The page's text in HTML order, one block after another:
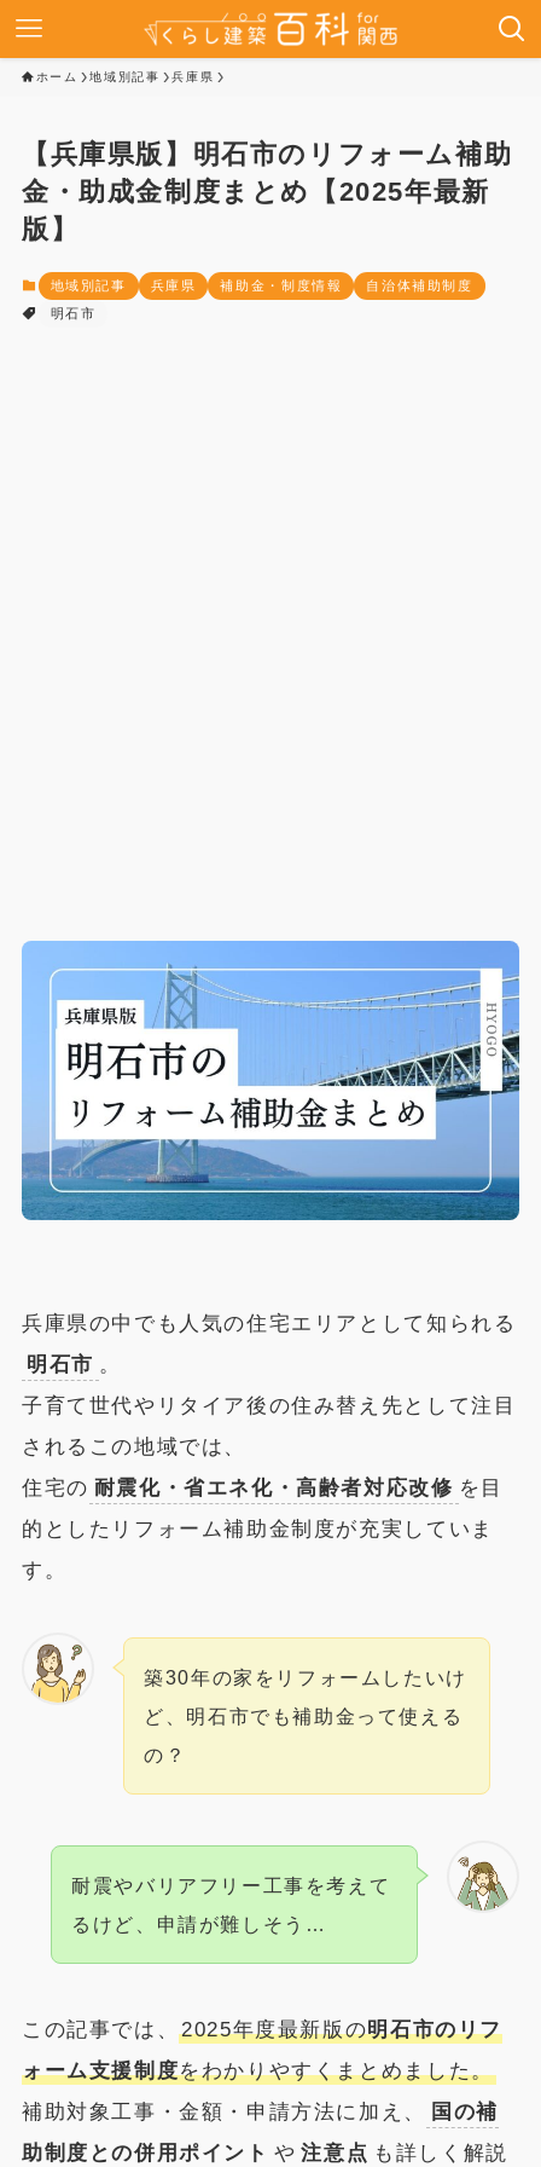
ホーム 地域別記事 兵庫県
【兵庫県版】明石市のリフォーム補助
金・助成金制度まとめ【2025年最新
版】
地域別記事 兵庫県 補助金・制度情報
自治体補助制度
明石市
兵庫県の中でも人気の住宅エリアとして知られる
明石市 。
子育て世代やリタイア後の住み替え先として注目
されるこの地域では、
住宅の 耐震化・省エネ化・高齢者対応改修 を目
的としたリフォーム補助金制度が充実していま
す。
築30年の家をリフォームしたいけ
ど、明石市でも補助金って使える
の？
耐震やバリアフリー工事を考えて
るけど、申請が難しそう…
この記事では、2025年度最新版の明石市のリフ
ォーム支援制度をわかりやすくまとめました。
補助対象工事・金額・申請方法に加え、
国の補
助制度との併用ポイント や 注意点 も詳しく解説